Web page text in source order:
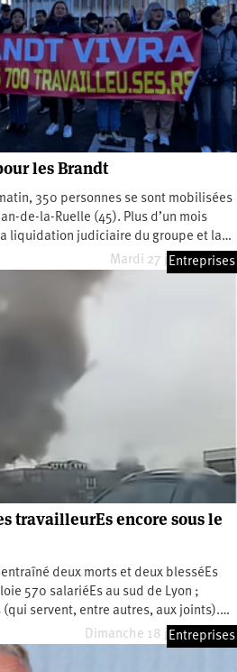
les Brandt
350 personnes se sont mobilisées
de-la-Ruelle (45). Plus d’un mois
liquidation judiciaire du groupe et la…
Mardi 27 janvier 2026
Entreprises
travailleurEs encore sous le
deux morts et deux blesséEs
570 salariéEs au sud de Lyon ;
servent, entre autres, aux joints).…
Dimanche 18 janvier 2026
Entreprises